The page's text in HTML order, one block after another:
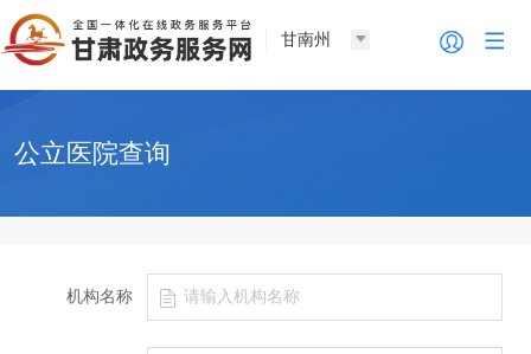
甘南州
公立医院查询
机构名称